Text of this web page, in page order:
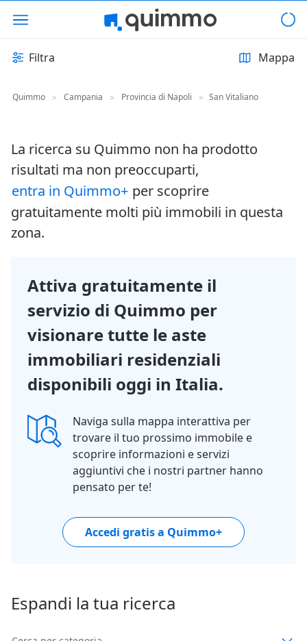
Filtra Mappa
Quimmo > Campania > Provincia di Napoli > San Vitaliano
La ricerca su Quimmo non ha prodotto
risultati ma non preoccuparti,
entra in Quimmo+ per scoprire
gratuitamente molti più immobili in questa
zona.
Attiva gratuitamente il
servizio di Quimmo per
visionare tutte le aste
immobiliari residenziali
disponibili oggi in Italia.
Naviga sulla mappa interattiva per
trovare il tuo prossimo immobile e
scoprire informazioni e servizi
aggiuntivi che i nostri partner hanno
pensato per te!
Accedi gratis a Quimmo+
Espandi la tua ricerca